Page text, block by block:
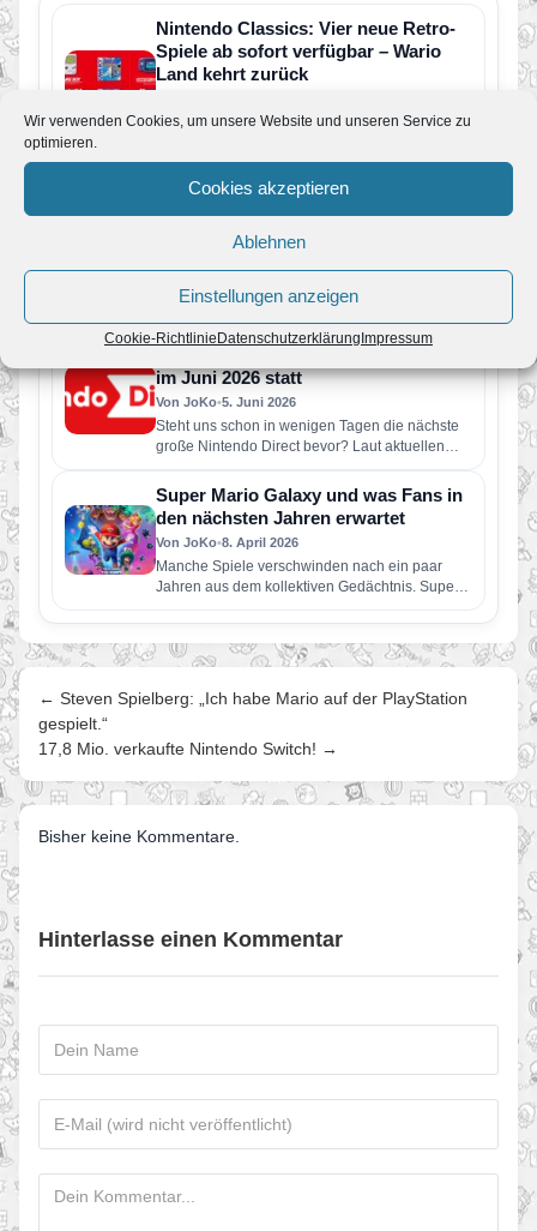
Wir verwenden Cookies, um unsere Website und unseren Service zu
optimieren.
Cookies akzeptieren
Ablehnen
Einstellungen anzeigen
Cookie-RichtlinieDatenschutzerklärungImpressum
Nintendo Classics: Vier neue Retro-
Spiele ab sofort verfügbar – Wario
Land kehrt zurück
Der Nintendo Classics-Katalog wurde um vier
sind die folgenden Spiele: Wario Land: Super…
Pressemeldung: Eine neue Nintendo
Direct erscheint am Dienstag, den 9.
vorwiegend Informationen zu Spielen, die
dieses Jahr für Nintendo Switch 2 und Nintendo
Switch erscheinen…
im Juni 2026 statt
Von JoKo•5. Juni 2026
Steht uns schon in wenigen Tagen die nächste
große Nintendo Direct bevor? Laut aktuellen
Berichten soll Nintendo bereits…
Super Mario Galaxy und was Fans in
den nächsten Jahren erwartet
Von JoKo•8. April 2026
Manche Spiele verschwinden nach ein paar
Jahren aus dem kollektiven Gedächtnis. Super
Mario Galaxy nicht. Erschienen im November…
← Steven Spielberg: „Ich habe Mario auf der PlayStation
gespielt.“
17,8 Mio. verkaufte Nintendo Switch! →
Bisher keine Kommentare.
Hinterlasse einen Kommentar